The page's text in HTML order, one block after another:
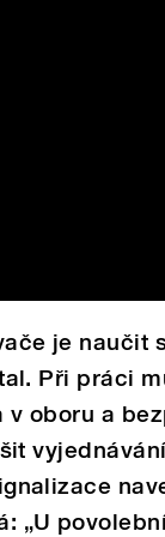
je naučit
Při práci
oboru a
„U